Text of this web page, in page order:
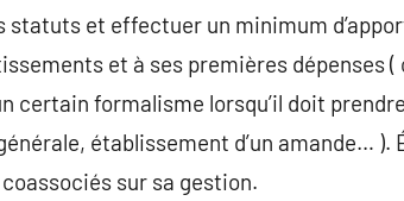
et effectuer un minimum
et à ses premières dépenses (
certain formalisme lorsqu’il doit
établissement d’un amande… ).
sur sa gestion.